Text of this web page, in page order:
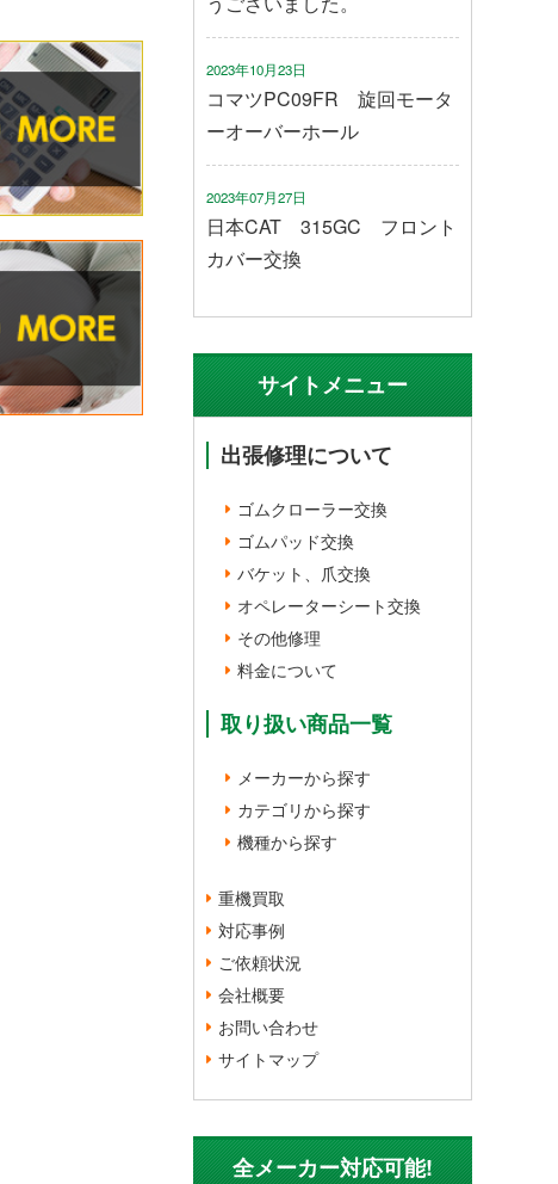
2023年10月23日
コマツPC09FR 旋回モータ
ーオーバーホール
2023年07月27日
日本CAT 315GC フロント
カバー交換
サイトメニュー
出張修理について
ゴムクローラー交換
ゴムパッド交換
バケット、爪交換
オペレーターシート交換
その他修理
料金について
取り扱い商品一覧
メーカーから探す
カテゴリから探す
機種から探す
重機買取
対応事例
ご依頼状況
会社概要
お問い合わせ
サイトマップ
全メーカー対応可能!